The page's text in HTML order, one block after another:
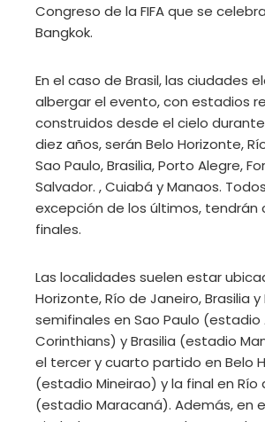
Congreso de la FIFA que se
Bangkok.
En el caso de Brasil, las ciudades
albergar el evento, con estadios
construidos desde el cielo
diez años, serán Belo Horizonte,
Sao Paulo, Brasilia, Porto Alegre,
Salvador. , Cuiabá y Manaos.
excepción de los últimos, tendrán
finales.
Las localidades suelen estar
Horizonte, Río de Janeiro, Brasilia y
semifinales en Sao Paulo (estadio
Corinthians) y Brasilia (estadio
el tercer y cuarto partido en Belo
(estadio Mineirao) y la final en Río
(estadio Maracaná). Además, en